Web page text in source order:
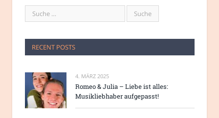
RECENT POSTS
4. MÄRZ 2025
Romeo & Julia – Liebe ist alles:
Musikliebhaber aufgepasst!